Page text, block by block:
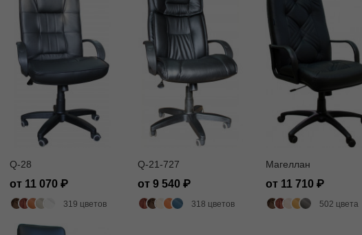
Q-28
от 11 070
319 цветов
Q-21-727
от 9 540
318 цветов
Магеллан
от 11 710
502 цвета